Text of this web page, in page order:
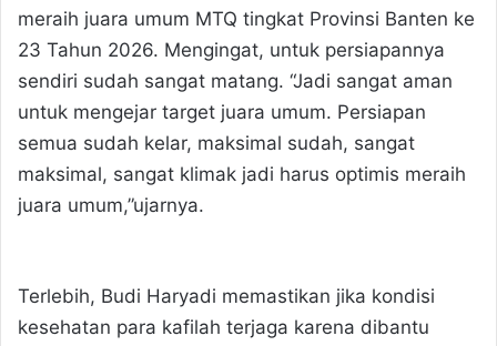
meraih juara umum MTQ tingkat Provinsi Banten ke
23 Tahun 2026. Mengingat, untuk persiapannya
sendiri sudah sangat matang. “Jadi sangat aman
untuk mengejar target juara umum. Persiapan
semua sudah kelar, maksimal sudah, sangat
maksimal, sangat klimak jadi harus optimis meraih
juara umum,”ujarnya.
Terlebih, Budi Haryadi memastikan jika kondisi
kesehatan para kafilah terjaga karena dibantu